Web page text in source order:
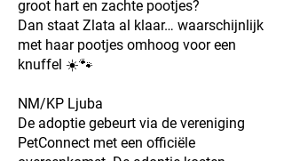
groot hart en zachte pootjes?
Dan staat Zlata al klaar… waarschijnlijk
met haar pootjes omhoog voor een
knuffel ☀️🐾
NM/KP Ljuba
De adoptie gebeurt via de vereniging
PetConnect met een officiële